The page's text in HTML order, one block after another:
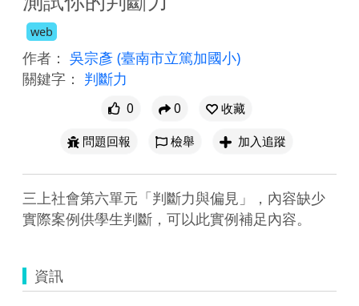
web
作者： 吳宗彥 (臺南市立篤加國小)
關鍵字： 判斷力
0 0
收藏
問題回報
檢舉 加入追蹤
三上社會第六單元「判斷力與偏見」，內容缺少
實際案例供學生判斷，可以此實例補足內容。
資訊